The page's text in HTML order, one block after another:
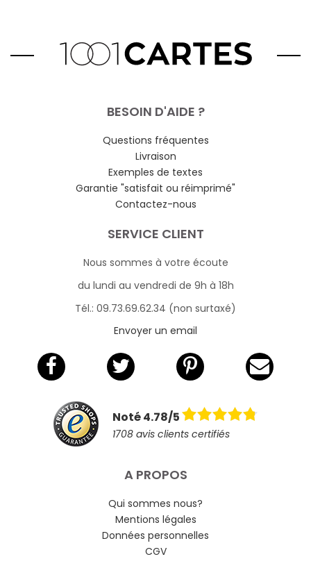
BESOIN D'AIDE ?
Questions fréquentes
Livraison
Exemples de textes
Garantie "satisfait ou réimprimé"
Contactez-nous
SERVICE CLIENT
Nous sommes à votre écoute
du lundi au vendredi de 9h à 18h
Tél.: 09.73.69.62.34 (non surtaxé)
Envoyer un email
Noté 4.78/5
1708 avis clients certifiés
A PROPOS
Qui sommes nous?
Mentions légales
Données personnelles
CGV